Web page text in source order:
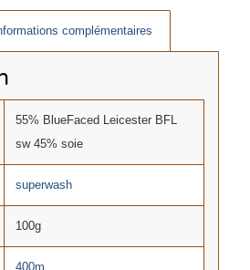
complémentaires
55% BlueFaced Leicester BFL
sw 45% soie
superwash
100g
400m